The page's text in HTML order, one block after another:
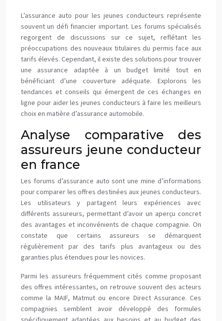
L’assurance auto pour les jeunes conducteurs représente
souvent un défi financier important. Les forums spécialisés
regorgent de discussions sur ce sujet, reflétant les
préoccupations des nouveaux titulaires du permis face aux
tarifs élevés. Cependant, il existe des solutions pour trouver
une assurance adaptée à un budget limité tout en
bénéficiant d’une couverture adéquate. Explorons les
tendances et conseils qui émergent de ces échanges en
ligne pour aider les jeunes conducteurs à faire les meilleurs
choix en matière d’assurance automobile.
Analyse comparative des
assureurs jeune conducteur
en france
Les forums d’assurance auto sont une mine d’informations
pour comparer les offres destinées aux jeunes conducteurs.
Les utilisateurs y partagent leurs expériences avec
différents assureurs, permettant d’avoir un aperçu concret
des avantages et inconvénients de chaque compagnie. On
constate que certains assureurs se démarquent
régulièrement par des tarifs plus avantageux ou des
garanties plus étendues pour les novices.
Parmi les assureurs fréquemment cités comme proposant
des offres intéressantes, on retrouve souvent des acteurs
comme la MAIF, Matmut ou encore Direct Assurance. Ces
compagnies semblent avoir développé des formules